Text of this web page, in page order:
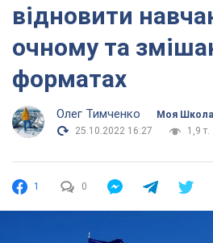
відновити
очному та
форматах
Олег Тимченко
Моя Школа
25.10.2022 16:27
1,9 т.
1 0